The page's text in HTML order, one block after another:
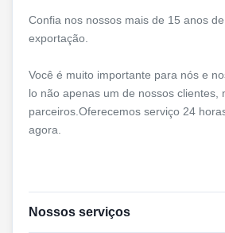
Confia nos nossos mais de 15 anos
exportação.
Você é muito importante para nós e
lo não apenas um de nossos clientes,
parceiros.Oferecemos serviço 24
agora.
Nossos serviços